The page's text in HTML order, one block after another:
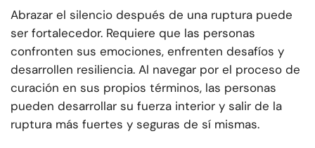
Abrazar el silencio después de una ruptura puede
ser fortalecedor. Requiere que las personas
confronten sus emociones, enfrenten desafíos y
desarrollen resiliencia. Al navegar por el proceso de
curación en sus propios términos, las personas
pueden desarrollar su fuerza interior y salir de la
ruptura más fuertes y seguras de sí mismas.